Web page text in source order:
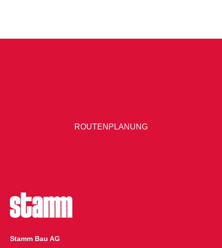
Stamm Bau AG
ROUTENPLANUNG